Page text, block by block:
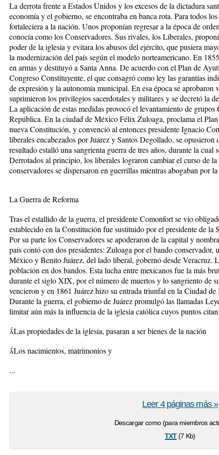
La derrota frente a Estados Unidos y los excesos de la dictadura
economía y el gobierno, se encontraba en banca rota. Para todos
fortaleciera a la nación. Unos proponían regresar a la época de
conocía como los Conservadores. Sus rivales, los Liberales,
poder de la iglesia y evitara los abusos del ejército, que pusiera
la modernización del país según el modelo norteamericano. En
en armas y destituyó a Santa Anna. De acuerdo con el Plan de
Congreso Constituyente, el que consagró como ley las garantías
de expresión y la autonomía municipal. En esa época se aprobaron
suprimieron los privilegios sacerdotales y militares y se decretó la
La aplicación de estas medidas provocó el levantamiento de grupos
República. En la ciudad de México Félix Zuloaga, proclama el
nueva Constitución, y convenció al entonces presidente Ignacio
liberales encabezados por Juárez y Santos Degollado, se
resultado estalló una sangrienta guerra de tres años, durante la cual
Derrotados al principio, los liberales lograron cambiar el curso de
conservadores se dispersaron en guerrillas mientras abogaban por
La Guerra de Reforma
Tras el estallido de la guerra, el presidente Comonfort se vio
establecido en la Constitución fue sustituido por el presidente de la
Por su parte los Conservadores se apoderaron de la capital y
país contó con dos presidentes: Zuloaga por el bando conservador,
México y Benito Juárez, del lado liberal, gobernó desde Veracruz.
población en dos bandos. Esta lucha entre mexicanos fue la más
durante el siglo XIX, por el número de muertos y lo sangriento de
vencieron y en 1861 Juárez hizo su entrada triunfal en la Ciudad
Durante la guerra, el gobierno de Juárez promulgó las llamadas
limitar aún más la influencia de la iglesia católica cuyos puntos
Las propiedades de la iglesia, pasaran a ser bienes de la nación
Los nacimientos, matrimonios y
...
Descargar como (para miembros
txt(7 Kb)
Leer 4 páginas más »